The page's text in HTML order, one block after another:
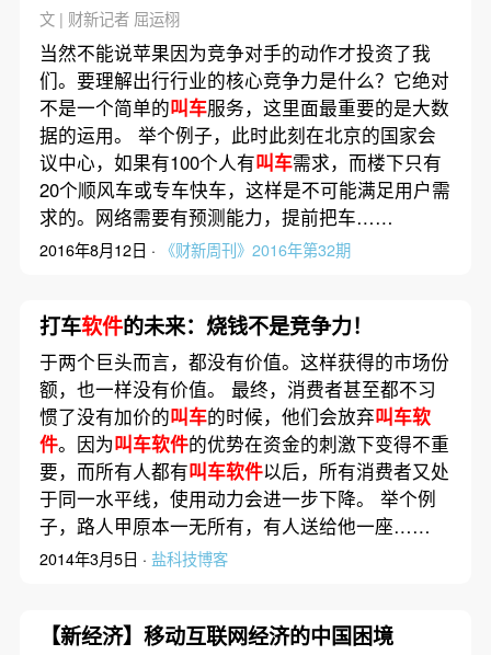
文 | 财新记者 屈运栩
当然不能说苹果因为竞争对手的动作才投资了我
们。要理解出行行业的核心竞争力是什么？它绝对
不是一个简单的叫车服务，这里面最重要的是大数
据的运用。 举个例子，此时此刻在北京的国家会
议中心，如果有100个人有叫车需求，而楼下只有
20个顺风车或专车快车，这样是不可能满足用户需
求的。网络需要有预测能力，提前把车……
2016年8月12日 · 《财新周刊》2016年第32期
打车软件的未来：烧钱不是竞争力！
于两个巨头而言，都没有价值。这样获得的市场份
额，也一样没有价值。 最终，消费者甚至都不习
惯了没有加价的叫车的时候，他们会放弃叫车软
件。因为叫车软件的优势在资金的刺激下变得不重
要，而所有人都有叫车软件以后，所有消费者又处
于同一水平线，使用动力会进一步下降。 举个例
子，路人甲原本一无所有，有人送给他一座……
2014年3月5日 · 盐科技博客
【新经济】移动互联网经济的中国困境